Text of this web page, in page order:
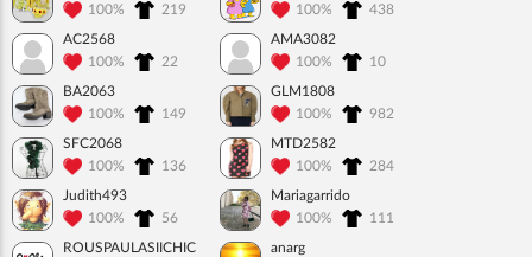
100%
219
100%
438
AC2568
100%
22
AMA3082
100%
10
BA2063
100%
149
GLM1808
100%
982
SFC2068
100%
136
MTD2582
100%
284
Judith493
100%
56
Mariagarrido
100%
111
ROUSPAULASIICHIC
anarg